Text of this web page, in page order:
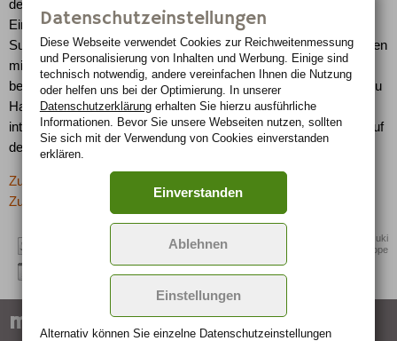
der XL7 zeichnet sich auch der SX4 durch seine vielfältigen
Einsatzmöglichkeiten aus. In dem Crossover-Modell vereint
Suzuki seine langjährige Erfahrung im Bau sportlicher Kleinwagen
mit seiner SUV-Kompetenz. Der SX4 kombiniert die Vorteile
beider Welten und ist sowohl auf als auch abseits der Straßen zu
Hause. In den USA kommt der Fünftürer serienmäßig mit
intelligentem Allradantrieb (i-AWD) und 2.0-Liter-DOHC-Motor auf
den Markt.
Zurück zur letzten Seite
Zur Übersicht: -> SUV
Quelle: Suzuki
International Europe
marken-specials
Datenschutzeinstellungen
Diese Webseite verwendet Cookies zur Reichweiten­messung
und Personalisierung von Inhalten und Werbung. Einige sind
technisch notwendig, andere vereinfachen Ihnen die Nutzung
oder helfen uns bei der Optimierung. In unserer
Datenschutzerklärungerhalten Sie hierzu ausführliche
Informationen. Bevor Sie unsere Webseiten nutzen, sollten
Sie sich mit der Verwendung von Cookies einverstanden
erklären.
Einverstanden
Ablehnen
Einstellungen
Alternativ können Sie einzelne Datenschutz­ein­stellungen